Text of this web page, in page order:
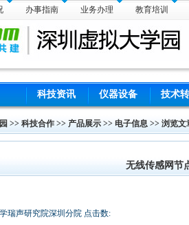
办事指南 业务办理 教育培训
科技资讯 仪器设备 技术
>> 科技合作 >> 产品展示 >> 电子信息 >> 浏览文
无线传感网节
瑞声研究院深圳分院 点击数: